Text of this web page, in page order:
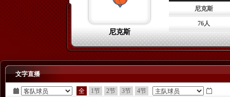
尼克斯
尼克斯
76人
文字直播
全 1节 2节 3节 4节